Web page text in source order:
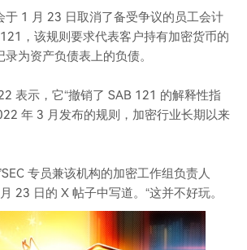
于 1 月 23 日取消了备受争议的员工会计
，该规则要求代表客户持有加密货币的
为资产负债表上的负债。
表示，它“撤销了 SAB 121 的解释性指
年 3 月发布的规则，加密行业长期以来
专员兼该机构的加密工作组负责人
23 日的 X 帖子中写道。“这并不好玩。